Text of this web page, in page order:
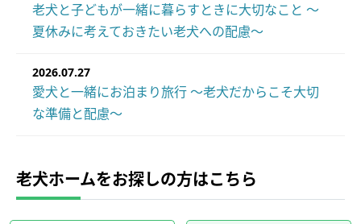
老犬と子どもが一緒に暮らすときに大切なこと ～
夏休みに考えておきたい老犬への配慮～
2026.07.27
愛犬と一緒にお泊まり旅行 ～老犬だからこそ大切
な準備と配慮～
老犬ホームをお探しの方はこちら